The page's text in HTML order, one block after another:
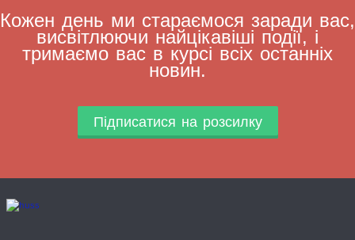
Кожен день ми стараємося заради вас,
висвітлюючи найцікавіші події, і
тримаємо вас в курсі всіх останніх
новин.
Підписатися на розсилку